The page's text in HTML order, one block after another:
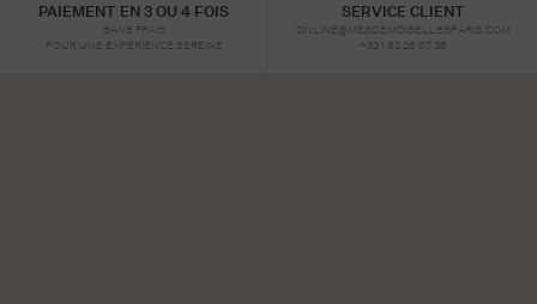
PAIEMENT EN 3 OU 4 FOIS
SANS FRAIS
POUR UNE EXPÉRIENCE SEREINE
SERVICE CLIENT
ONLINE@MESDEMOISELLESPARIS.COM
+33 1 82 28 07 35